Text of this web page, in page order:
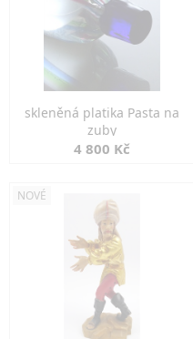
skleněná platika Pasta na
zuby
4 800 Kč
NOVÉ